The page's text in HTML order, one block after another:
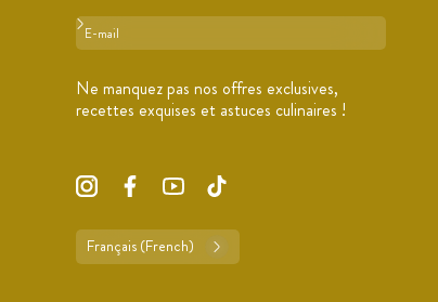
Format : adresse@email.com
Ne manquez pas nos offres exclusives,
recettes exquises et astuces culinaires !
Français (French)